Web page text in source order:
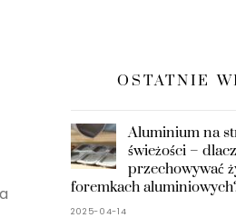
OSTATNIE
Aluminium na
świeżości –
przechowywać
foremkach
2025-04-14